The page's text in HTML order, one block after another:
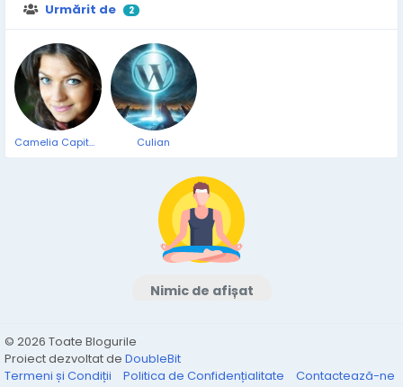
Urmărit de 2
Camelia Capitanu Culian
Nimic de afișat
© 2026 Toate Blogurile
Proiect dezvoltat de DoubleBit
Termeni și Condiții
Politica de Confidențialitate Contactează-ne